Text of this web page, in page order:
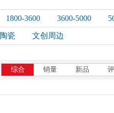
1800-3600 3600-5000
陶瓷 文创周边
综合 销量 新品